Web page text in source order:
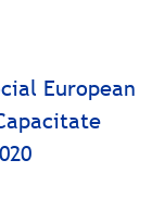
European